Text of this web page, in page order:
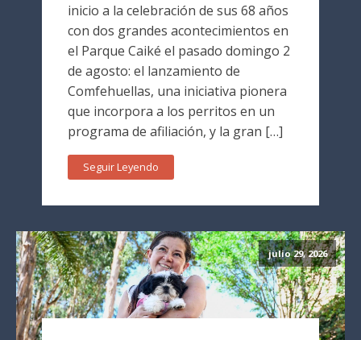
inicio a la celebración de sus 68 años
con dos grandes acontecimientos en
el Parque Caiké el pasado domingo 2
de agosto: el lanzamiento de
Comfehuellas, una iniciativa pionera
que incorpora a los perritos en un
programa de afiliación, y la gran […]
Seguir Leyendo
julio 29, 2026